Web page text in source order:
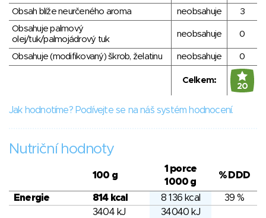
Obsah blíže neurčeného aroma neobsahuje
3
Obsahuje palmový
olej/tuk/palmojádrový tuk
neobsahuje 0
Obsahuje (modifikovaný) škrob, želatinu neobsahuje 0
Celkem:
20
Jak hodnotíme? Podívejte se na náš systém hodnocení.
Nutriční hodnoty
100 g
1 porce
1000 g
% DDD
Energie 814 kcal 8 136 kcal
39 %
3404 kJ
34040 kJ